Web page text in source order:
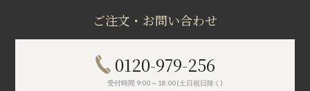
ご注文・お問い合わせ
0120-979-256
受付時間 9:00～18:00(土日祝日除く)